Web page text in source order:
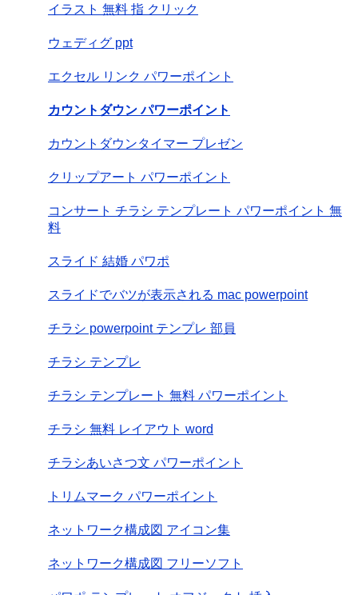
イラスト 無料 指 クリック
ウェディグ ppt
エクセル リンク パワーポイント
カウントダウン パワーポイント
カウントダウンタイマー プレゼン
クリップアート パワーポイント
コンサート チラシ テンプレート パワーポイント 無
料
スライド 結婚 パワポ
スライドでバツが表示される mac powerpoint
チラシ powerpoint テンプレ 部員
チラシ テンプレ
チラシ テンプレート 無料 パワーポイント
チラシ 無料 レイアウト word
チラシあいさつ文 パワーポイント
トリムマーク パワーポイント
ネットワーク構成図 アイコン集
ネットワーク構成図 フリーソフト